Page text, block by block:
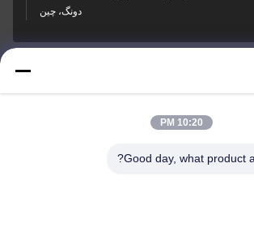
دونگ، چین
10:20 PM
Good day, what product